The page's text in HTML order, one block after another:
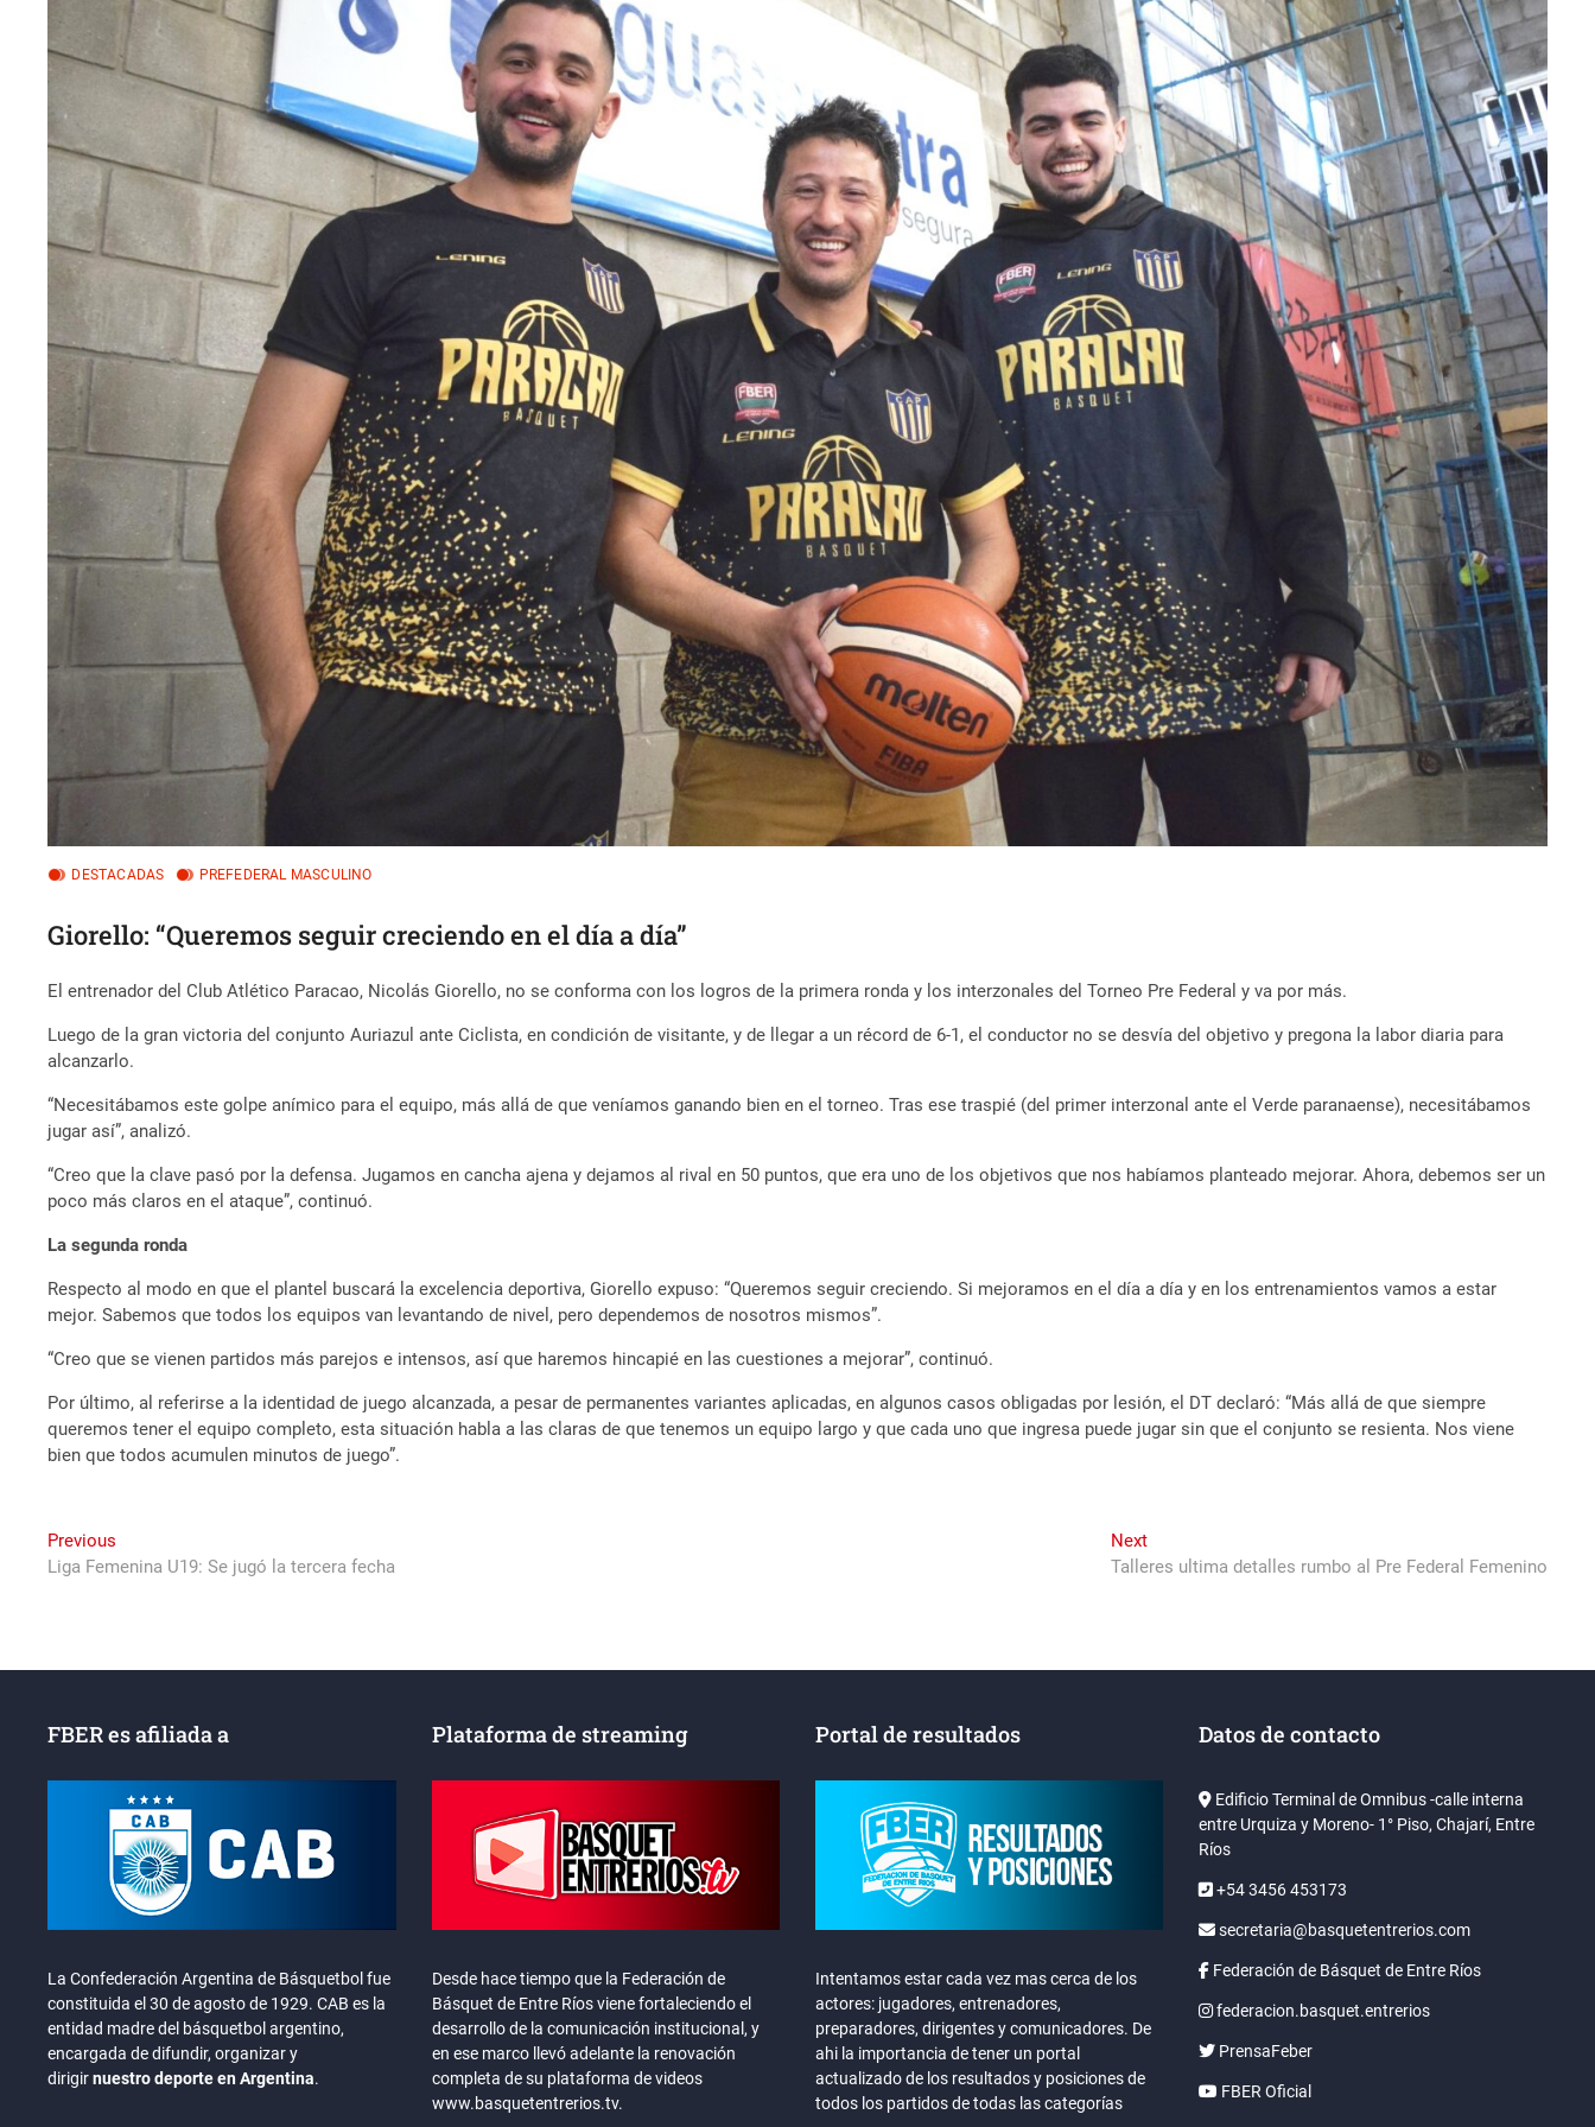
DESTACADAS PREFEDERAL MASCULINO
Giorello: “Queremos seguir creciendo en el día a día”
El entrenador del Club Atlético Paracao, Nicolás Giorello, no se conforma con los logros de la primera ronda y los interzonales del Torneo Pre Federal y va por más.
Luego de la gran victoria del conjunto Auriazul ante Ciclista, en condición de visitante, y de llegar a un récord de 6-1, el conductor no se desvía del objetivo y pregona la labor diaria para
alcanzarlo.
“Necesitábamos este golpe anímico para el equipo, más allá de que veníamos ganando bien en el torneo. Tras ese traspié (del primer interzonal ante el Verde paranaense), necesitábamos
jugar así”, analizó.
“Creo que la clave pasó por la defensa. Jugamos en cancha ajena y dejamos al rival en 50 puntos, que era uno de los objetivos que nos habíamos planteado mejorar. Ahora, debemos ser un
poco más claros en el ataque”, continuó.
La segunda ronda
Respecto al modo en que el plantel buscará la excelencia deportiva, Giorello expuso: “Queremos seguir creciendo. Si mejoramos en el día a día y en los entrenamientos vamos a estar
mejor. Sabemos que todos los equipos van levantando de nivel, pero dependemos de nosotros mismos”.
“Creo que se vienen partidos más parejos e intensos, así que haremos hincapié en las cuestiones a mejorar”, continuó.
Por último, al referirse a la identidad de juego alcanzada, a pesar de permanentes variantes aplicadas, en algunos casos obligadas por lesión, el DT declaró: “Más allá de que siempre
queremos tener el equipo completo, esta situación habla a las claras de que tenemos un equipo largo y que cada uno que ingresa puede jugar sin que el conjunto se resienta. Nos viene
bien que todos acumulen minutos de juego”.
Navegación
de
Previous
post:
Liga Femenina U19: Se jugó la tercera fecha
NextNext
post:
Talleres ultima detalles rumbo al Pre Federal Femenino
FBER es afiliada a
La Confederación Argentina de Básquetbol fue
constituida el 30 de agosto de 1929. CAB es la
entidad madre del básquetbol argentino,
encargada de difundir, organizar y
dirigirnuestro deporte en Argentina.
Plataforma de streaming
Desde hace tiempo que la Federación de
Básquet de Entre Ríos viene fortaleciendo el
desarrollo de la comunicación institucional, y
en ese marco llevó adelante la renovación
completa de su plataforma de videos
www.basquetentrerios.tv.
Portal de resultados
Intentamos estar cada vez mas cerca de los
actores: jugadores, entrenadores,
preparadores, dirigentes y comunicadores. De
ahi la importancia de tener un portal
actualizado de los resultados y posiciones de
todos los partidos de todas las categorías
Datos de contacto
Edificio Terminal de Omnibus -calle interna
entre Urquiza y Moreno- 1° Piso, Chajarí, Entre
Ríos
+54 3456 453173
secretaria@basquetentrerios.com
Federación de Básquet de Entre Ríos
federacion.basquet.entrerios
PrensaFeber
FBER Oficial